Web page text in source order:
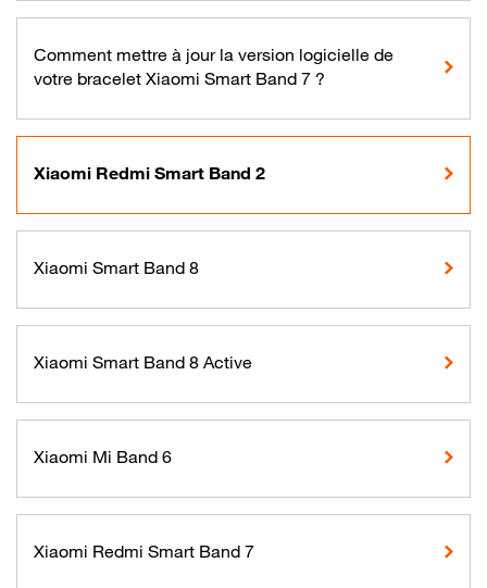
Comment mettre à jour la version logicielle de
votre bracelet Xiaomi Smart Band 7 ?
Xiaomi Redmi Smart Band 2
Xiaomi Smart Band 8
Xiaomi Smart Band 8 Active
Xiaomi Mi Band 6
Xiaomi Redmi Smart Band 7